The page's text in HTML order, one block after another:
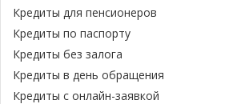
Кредиты для пенсионеров
Кредиты по паспорту
Кредиты без залога
Кредиты в день обращения
Кредиты с онлайн-заявкой